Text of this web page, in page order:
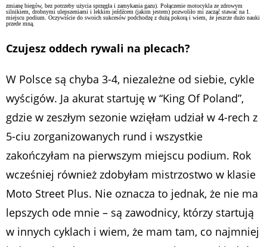
zmianę biegów, bez potrzeby użycia sprzęgła i zamykania gazu). Połączenie motocykla ze zdrowym
silnikiem, drobnymi ulepszeniami i lekkim jeźdźcem (jakim jestem) pozwoliło mi zacząć stawać na 1.
miejscu podium. Oczywiście do swoich sukcesów podchodzę z dużą pokorą i wiem, że jeszcze dużo nauki
przede mną.
Czujesz oddech rywali na plecach?
W Polsce są chyba 3-4, niezależne od siebie, cykle
wyścigów. Ja akurat startuję w “King Of Poland”,
gdzie w zeszłym sezonie wzięłam udział w 4-rech z
5-ciu zorganizowanych rund i wszystkie
zakończyłam na pierwszym miejscu podium. Rok
wcześniej również zdobyłam mistrzostwo w klasie
Moto Street Plus. Nie oznacza to jednak, że nie ma
lepszych ode mnie – są zawodnicy, którzy startują
w innych cyklach i wiem, że mam tam, co najmniej